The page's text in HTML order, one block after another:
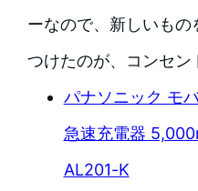
ーなので、新しいも
つけたのが、コンセン
パナソニック モ
急速充電器
AL201-K